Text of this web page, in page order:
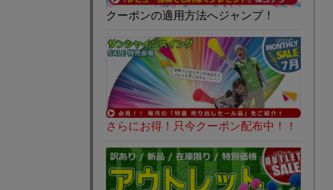
クーポンの適用方法へジャンプ！
さらにお得！只今クーポン配布中！！